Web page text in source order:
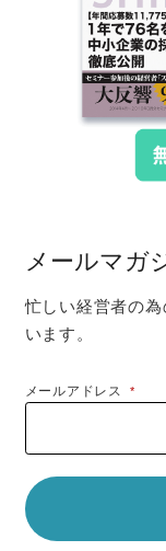
メールマガ
忙しい経営者の
います。
メールアドレス*